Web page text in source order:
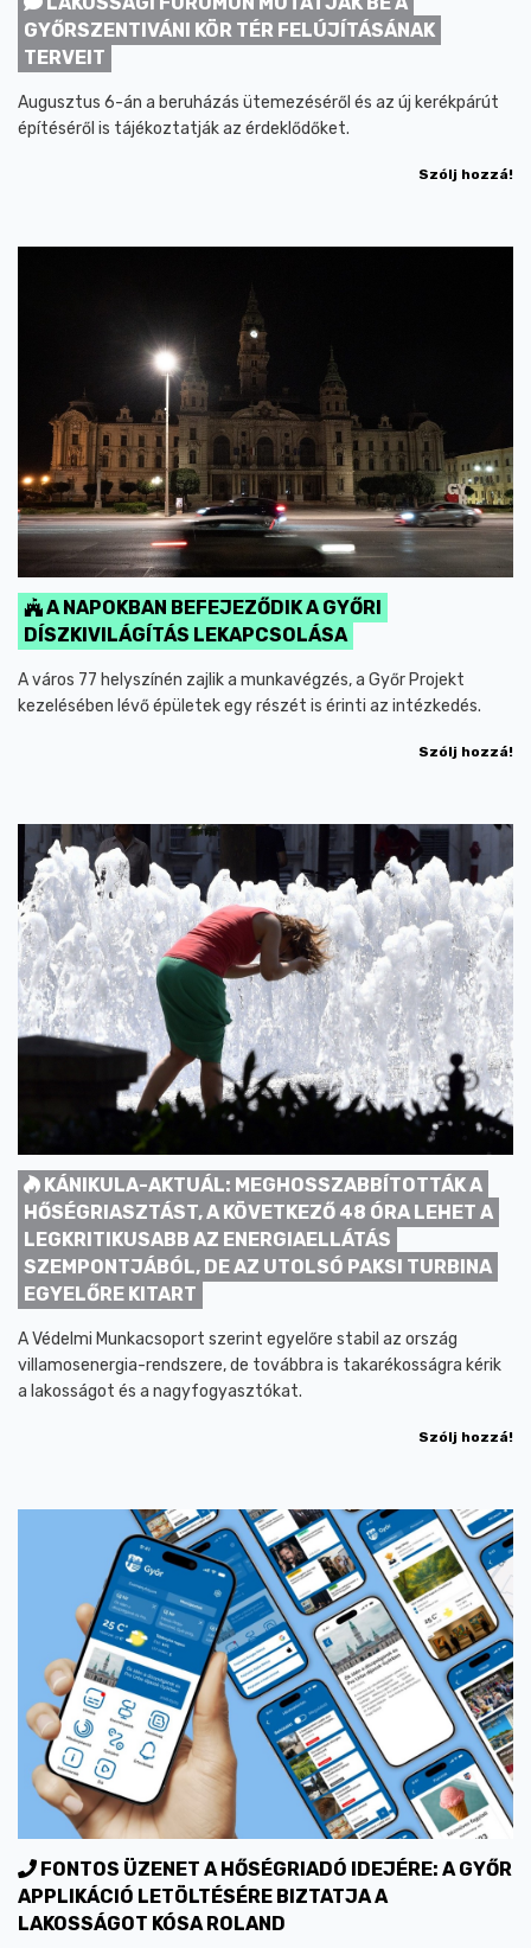
GYŐRSZENTIVÁNI KÖR TÉR FELÚJÍTÁSÁNAK
TERVEIT
Augusztus 6-án a beruházás ütemezéséről és az új kerékpárút
építéséről is tájékoztatják az érdeklődőket.
Szólj hozzá!
A NAPOKBAN BEFEJEZŐDIK A GYŐRI
DÍSZKIVILÁGÍTÁS LEKAPCSOLÁSA
A város 77 helyszínén zajlik a munkavégzés, a Győr Projekt
kezelésében lévő épületek egy részét is érinti az intézkedés.
Szólj hozzá!
KÁNIKULA-AKTUÁL: MEGHOSSZABBÍTOTTÁK A
HŐSÉGRIASZTÁST, A KÖVETKEZŐ 48 ÓRA LEHET A
LEGKRITIKUSABB AZ ENERGIAELLÁTÁS
SZEMPONTJÁBÓL, DE AZ UTOLSÓ PAKSI TURBINA
EGYELŐRE KITART
A Védelmi Munkacsoport szerint egyelőre stabil az ország
villamosenergia-rendszere, de továbbra is takarékosságra kérik
a lakosságot és a nagyfogyasztókat.
Szólj hozzá!
FONTOS ÜZENET A HŐSÉGRIADÓ IDEJÉRE: A GYŐR
APPLIKÁCIÓ LETÖLTÉSÉRE BIZTATJA A
LAKOSSÁGOT KÓSA ROLAND